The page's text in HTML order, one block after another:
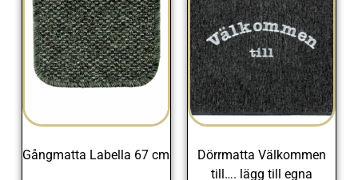
Gångmatta Labella 67 cm
Dörrmatta Välkommen
till…. lägg till egna